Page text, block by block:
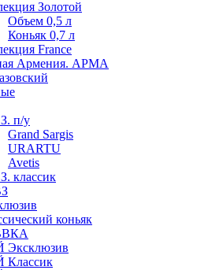
Золотой
Объем 0,5 л
Коньяк 0,7 л
France
Армения. АРМА
п/у
Grand Sargis
URARTU
Avetis
классик
коньяк